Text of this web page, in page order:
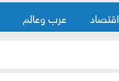
اقتصاد عرب وعالم